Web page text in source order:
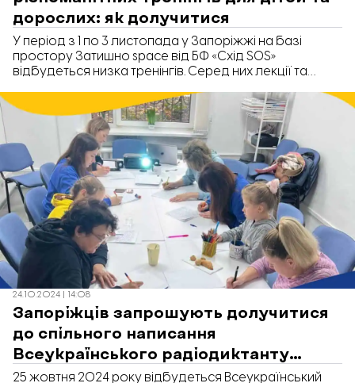
дорослих: як долучитися
У період з 1 по 3 листопада у Запоріжжі на базі
простору Затишно space від БФ «Схід SOS»
відбудеться низка тренінгів. Серед них лекції та
можуть усі бажаючі.
24.10.2024 | 14:08
Запоріжців запрошують долучитися
до спільного написання
Всеукраїнського радіодиктанту
національної єдності
25 жовтня 2024 року відбудеться Всеукраїнський